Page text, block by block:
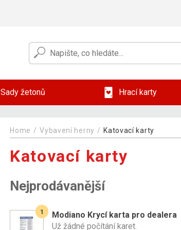
Sady žetonů Hrací karty
Home Vybavení herny Katovací karty
Katovací karty
Nejprodávanější
1
Modiano Krycí karta pro dealera
Už žádné počítání karet.